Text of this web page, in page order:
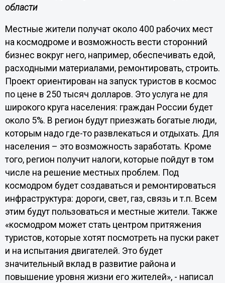
области
Местные жители получат около 400 рабочих мест
на космодроме и возможность вести сторонний
бизнес вокруг него, например, обеспечивать едой,
расходными материалами, ремонтировать, строить.
Проект ориентирован на запуск туристов в космос
по цене в 250 тысяч долларов. Это услуга не для
широкого круга населения: граждан России будет
около 5%. В регион будут приезжать богатые люди,
которым надо где-то развлекаться и отдыхать. Для
населения – это возможность заработать. Кроме
того, регион получит налоги, которые пойдут в том
числе на решение местных проблем. Под
космодром будет создаваться и ремонтироваться
инфраструктура: дороги, свет, газ, связь и т.п. Всем
этим будут пользоваться и местные жители. Также
«космодром может стать центром притяжения
туристов, которые хотят посмотреть на пуски ракет
и на испытания двигателей. Это будет
значительный вклад в развитие района и
повышение уровня жизни его жителей», - написал